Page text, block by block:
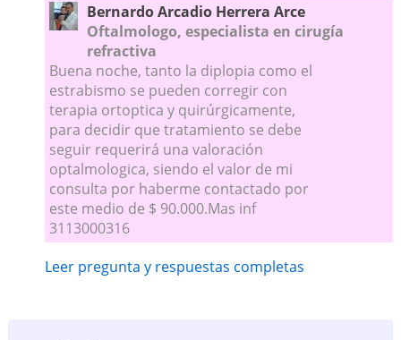
Bernardo Arcadio Herrera Arce
Oftalmologo, especialista en cirugía
refractiva
Buena noche, tanto la diplopia como el
estrabismo se pueden corregir con
terapia ortoptica y quirúrgicamente,
para decidir que tratamiento se debe
seguir requerirá una valoración
optalmologica, siendo el valor de mi
consulta por haberme contactado por
este medio de $ 90.000.Mas inf
3113000316
Leer pregunta y respuestas completas